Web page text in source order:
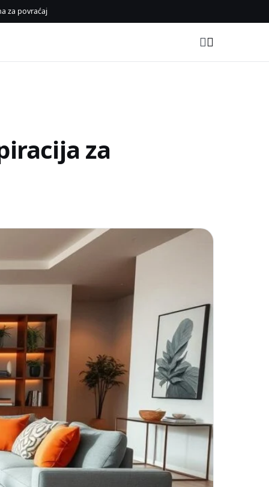
za povraćaj
za